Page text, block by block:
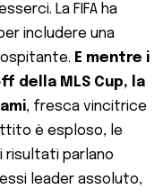
La FIFA ha
includere una
E mentre i
della MLS Cup, la
, fresca vincitrice
è esploso, le
risultati parlano
leader assoluto,